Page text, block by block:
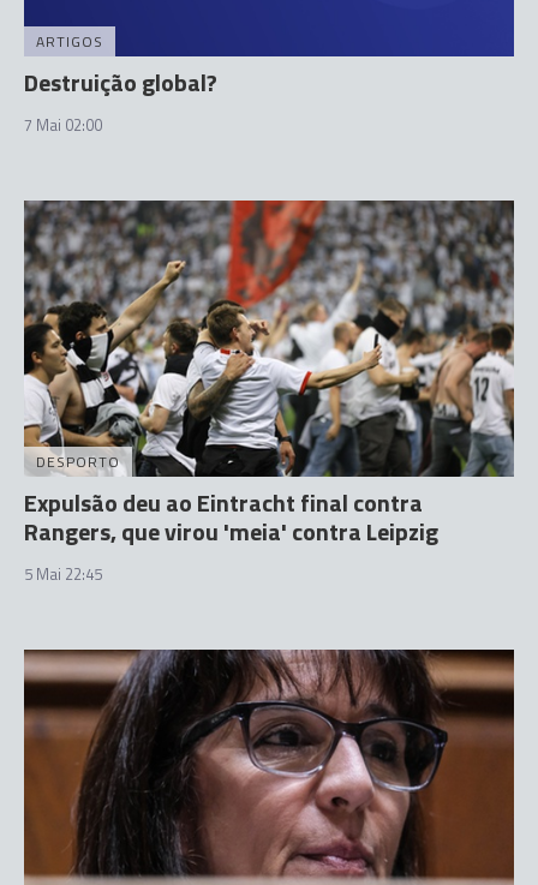
ARTIGOS
Destruição global?
7 Mai 02:00
DESPORTO
Expulsão deu ao Eintracht final contra
Rangers, que virou 'meia' contra Leipzig
5 Mai 22:45